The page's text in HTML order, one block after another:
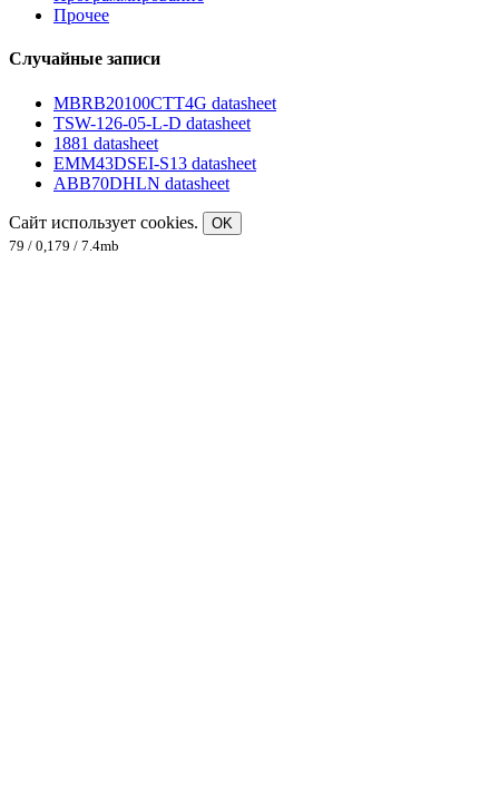
Прочее
Случайные записи
MBRB20100CTT4G datasheet
TSW-126-05-L-D datasheet
1881 datasheet
EMM43DSEI-S13 datasheet
ABB70DHLN datasheet
Сайт использует cookies.
OK
79 / 0,179 / 7.4mb